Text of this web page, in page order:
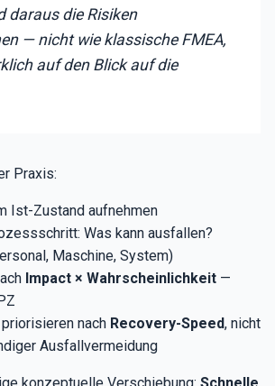
daraus die Risiken
— nicht wie klassische FMEA,
auf den Blick auf die
Praxis:
Ist-Zustand aufnehmen
Was kann ausfallen?
Maschine, System)
Impact × Wahrscheinlichkeit —
nach Recovery-Speed, nicht
Ausfallvermeidung